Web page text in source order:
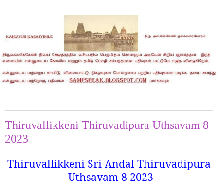
Thiruvallikkeni Thiruvadipura Uthsavam 8
2023
Thiruvallikkeni Sri Andal Thiruvadipura
Uthsavam 8 2023